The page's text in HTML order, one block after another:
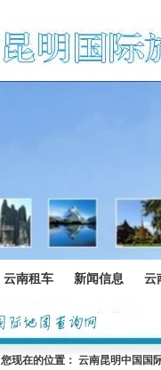
云南租车 新闻信息 云
您现在的位置： 云南昆明中国国